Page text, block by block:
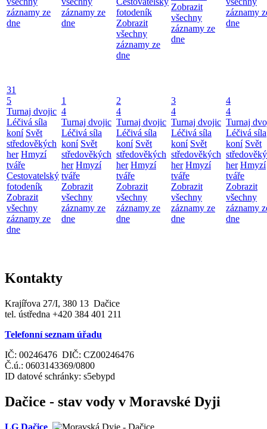
záznamy ze
dne
záznamy ze
dne
fotodeník
Zobrazit
všechny
záznamy ze
dne
Zobrazit
všechny
záznamy ze
dne
záznamy
dne
31
5
Turnaj dvojic
Léčivá síla
koní Svět
středověkých
her Hmyzí
tváře
Cestovatelský
fotodeník
Zobrazit
všechny
záznamy ze
dne
1
4
Turnaj dvojic
Léčivá síla
koní Svět
středověkých
her Hmyzí
tváře
Zobrazit
všechny
záznamy ze
dne
2
4
Turnaj dvojic
Léčivá síla
koní Svět
středověkých
her Hmyzí
tváře
Zobrazit
všechny
záznamy ze
dne
3
4
Turnaj dvojic
Léčivá síla
koní Svět
středověkých
her Hmyzí
tváře
Zobrazit
všechny
záznamy ze
dne
4
4
Turnaj
Léčivá síla
koní Svět
her Hmyzí
tváře
Zobrazit
všechny
záznamy
dne
Kontakty
Krajířova 27/I, 380 13 Dačice
tel. ústředna +420 384 401 211
Telefonní seznam úřadu
IČ: 00246476 DIČ: CZ00246476
Č.ú.: 0603143369/0800
ID datové schránky: s5ebypd
Dačice - stav vody v Moravské Dyji
LG Dačice